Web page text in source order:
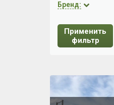
Бренд:
Применить
фильтр